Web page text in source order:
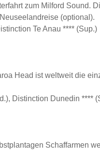
zum Milford Sound.
(optional).
Te Anau **** (Sup.)
Head ist weltweit die
Distinction Dunedin ****
Schaffarmen